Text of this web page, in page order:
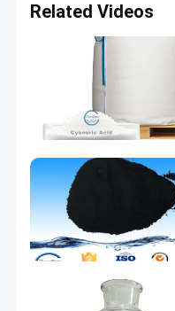
Related Videos